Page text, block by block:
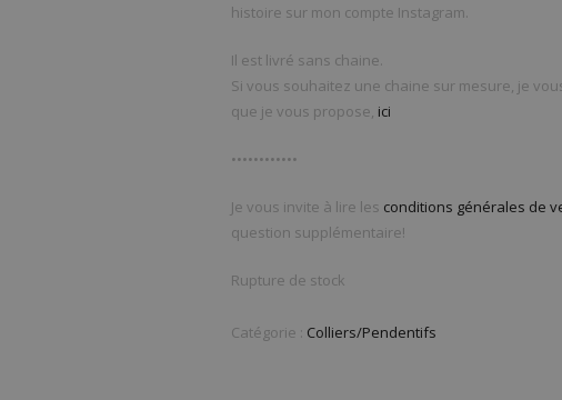
histoire sur mon compte Instagram.
Il est livré sans chaine.
Si vous souhaitez une chaine sur mesure, je
que je vous propose, ici
••••••••••••
Je vous invite à lire les conditions générales de
question supplémentaire!
Rupture de stock
Catégorie : Colliers/Pendentifs